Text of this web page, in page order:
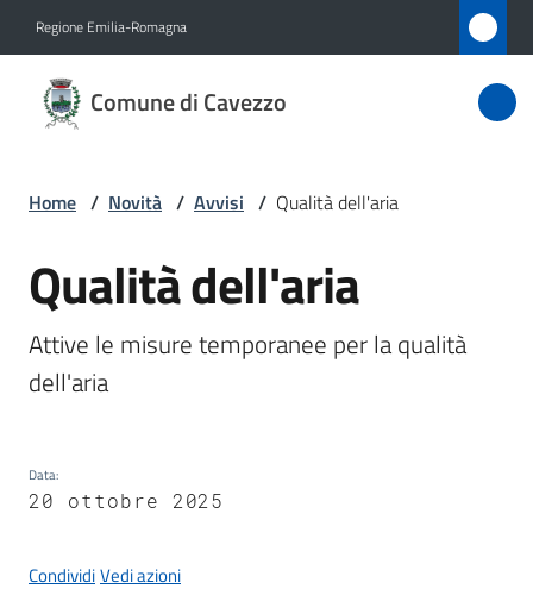
Regione Emilia-Romagna
Comune di Cavezzo
di
Amministrazione
Novità
Menu selezionato
Servizi
Cavezzo
Home / Novità / Avvisi / Qualità dell'aria
Salta al contenuto
Qualità dell'aria
Attive le misure temporanee per la qualità
dell'aria
Data:
20 ottobre 2025
CondividiVedi azioni